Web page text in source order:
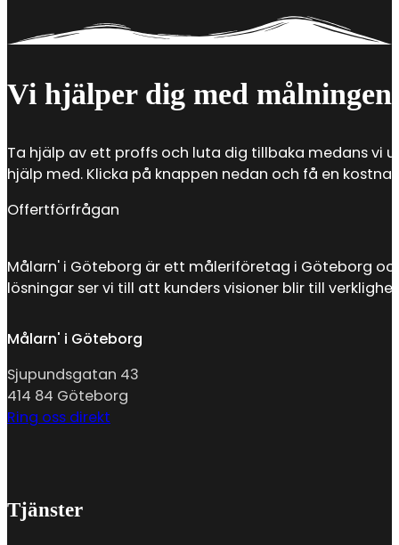
Det är framför allt tre saker som ingår när du
samt hjälp med vilken färg som ska användas. Att
Vi hjälper dig med målningen.
Ta hjälp av ett proffs och luta dig tillbaka medans vi
hjälp med. Klicka på knappen nedan och få en
Offertförfrågan
Målarn' i Göteborg är ett måleriföretag i Göteborg
lösningar ser vi till att kunders visioner blir till
Målarn' i Göteborg
Sjupundsgatan 43
414 84 Göteborg
Ring oss direkt
Tjänster